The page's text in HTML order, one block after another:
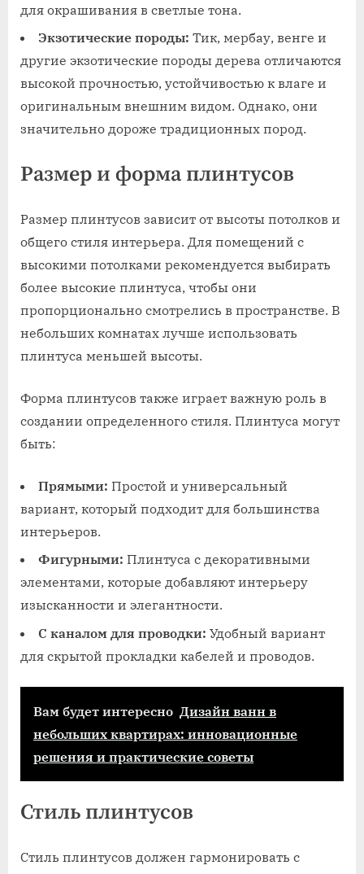
для окрашивания в светлые тона.
Экзотические породы: Тик, мербау, венге и
другие экзотические породы дерева отличаются
высокой прочностью, устойчивостью к влаге и
оригинальным внешним видом. Однако, они
значительно дороже традиционных пород.
Размер и форма плинтусов
Размер плинтусов зависит от высоты потолков и
общего стиля интерьера. Для помещений с
высокими потолками рекомендуется выбирать
более высокие плинтуса, чтобы они
пропорционально смотрелись в пространстве. В
небольших комнатах лучше использовать
плинтуса меньшей высоты.
Форма плинтусов также играет важную роль в
создании определенного стиля. Плинтуса могут
быть:
Прямыми: Простой и универсальный
вариант, который подходит для большинства
интерьеров.
Фигурными: Плинтуса с декоративными
элементами, которые добавляют интерьеру
изысканности и элегантности.
С каналом для проводки: Удобный вариант
для скрытой прокладки кабелей и проводов.
Вам будет интересно Дизайн ванн в
небольших квартирах: инновационные
решения и практические советы
Стиль плинтусов
Стиль плинтусов должен гармонировать с